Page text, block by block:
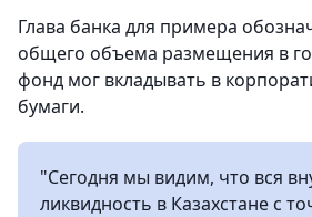
Глава банка для примера
общего объема размещения в
фонд мог вкладывать в
бумаги.
"Сегодня мы видим, что вся
ликвидность в Казахстане с